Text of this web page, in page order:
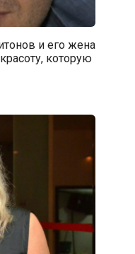
и его жена
которую